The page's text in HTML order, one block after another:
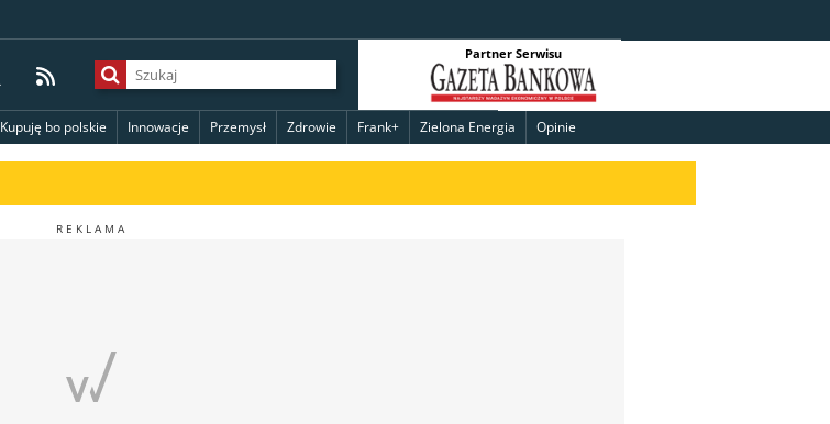
Partner Serwisu
Kupuję bo polskie Innowacje Przemysł Zdrowie Frank+ Zielona Energia Opinie